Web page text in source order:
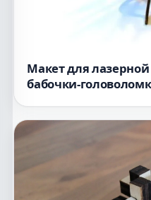
Макет для
бабочки-